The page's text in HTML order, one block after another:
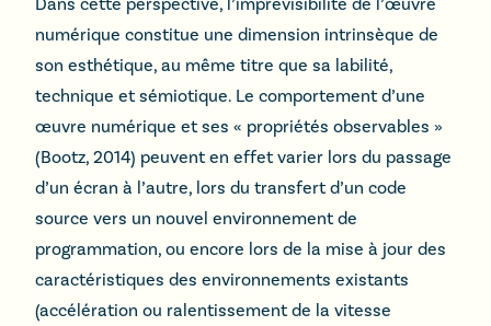
Dans cette perspective, l’imprévisibilité de l’œuvre
numérique constitue une dimension intrinsèque de
son esthétique, au même titre que sa labilité,
technique et sémiotique. Le comportement d’une
œuvre numérique et ses « propriétés observables »
(Bootz, 2014) peuvent en effet varier lors du passage
d’un écran à l’autre, lors du transfert d’un code
source vers un nouvel environnement de
programmation, ou encore lors de la mise à jour des
caractéristiques des environnements existants
(accélération ou ralentissement de la vitesse